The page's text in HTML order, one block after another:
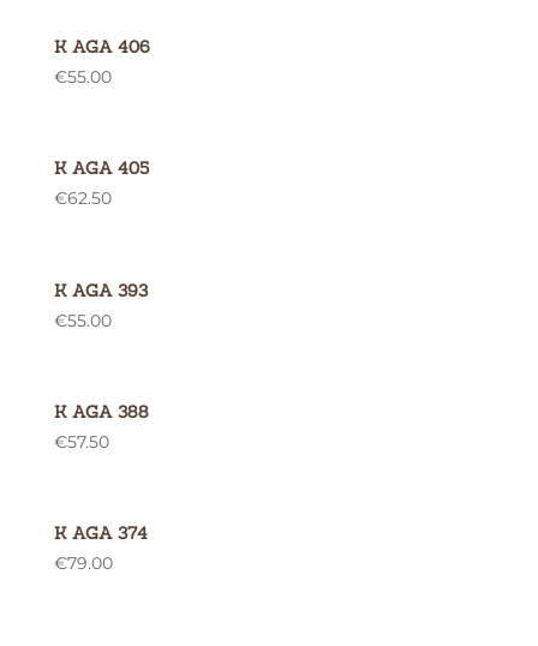
K AGA 406
€55.00
K AGA 405
€62.50
K AGA 393
€55.00
K AGA 388
€57.50
K AGA 374
€79.00